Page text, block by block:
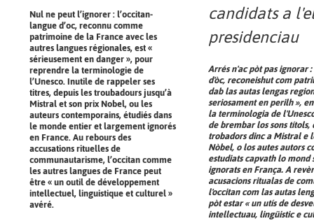
Nul ne peut l’ignorer : l’occitan-
langue d’oc, reconnu comme
patrimoine de la France avec les
autres langues régionales, est «
sérieusement en danger », pour
reprendre la terminologie de
l’Unesco. Inutile de rappeler ses
titres, depuis les troubadours jusqu’à
Mistral et son prix Nobel, ou les
auteurs contemporains, étudiés dans
le monde entier et largement ignorés
en France. Au rebours des
accusations rituelles de
communautarisme, l’occitan comme
les autres langues de France peut
être « un outil de développement
intellectuel, linguistique et culturel »
avéré.
candidats a
presidenciau
Arrés n'ac pòt pas ignorar
d'òc, reconeishut com
dab las autas lengas
seriosament en perilh »,
la terminologia de
de brembar los sons títols,
trobadors dinc a Mistral e
Nòbel, o los autes autors
estudiats capvath lo mond
ignorats en França. A
acusacions ritualas de
l'occitan com las autas
pòt estar « un utís de
intellectuau, lingüistic e